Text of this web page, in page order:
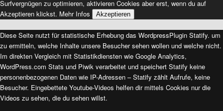
Surfvergnügen zu optimieren, aktivieren Cookies aber erst, wenn du auf
Akzeptieren klickst. Mehr Infos Akzeptieren
Diese Seite nutzt für statistische Erhebung das WordpressPlugin Statify. um
zu ermitteln, welche Inhalte unsere Besucher sehen wollen und welche nicht.
Im direkten Vergleich mit Statistikdiensten wie Google Analytics,
WordPress.com Stats und Piwik verarbeitet und speichert Statify keine
personenbezogenen Daten wie IP-Adressen – Statify zählt Aufrufe, keine
Besucher. Eingebettete Youtube-Videos helfen dir mittels Cookies nur die
Videos zu sehen, die du sehen willst.